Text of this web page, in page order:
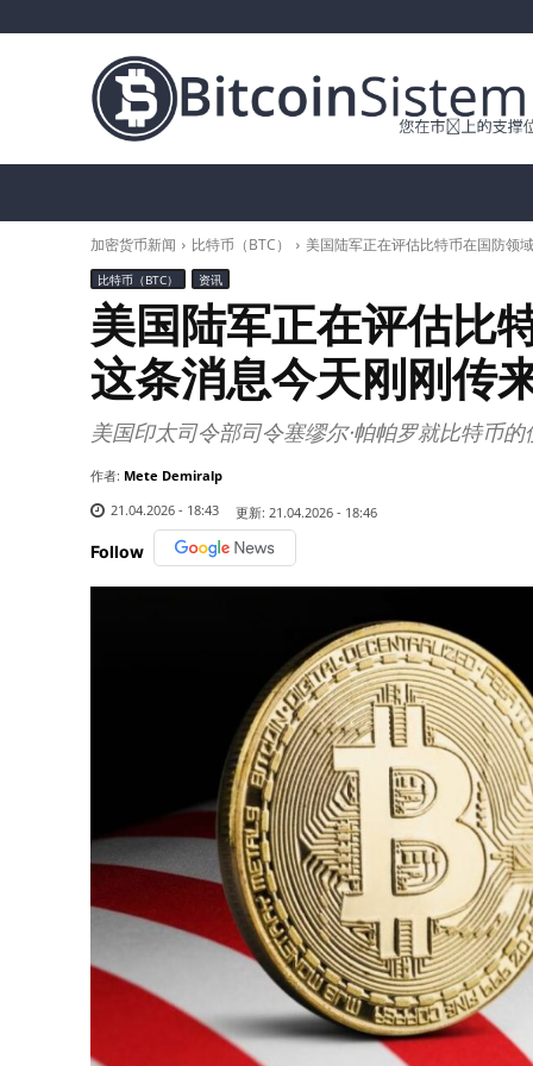
加密货币新闻 比特币（BTC） 美国陆军正在评估比特币在国防领
比特币（BTC） 资讯
美国陆军正在评估比
这条消息今天刚刚传
美国印太司令部司令塞缪尔·帕帕罗就比特币
作者: Mete Demiralp
21.04.2026 - 18:43
更新: 21.04.2026 - 18:46
Follow